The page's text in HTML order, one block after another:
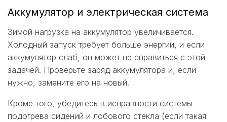
Аккумулятор и электрическая система
Зимой нагрузка на аккумулятор увеличивается.
Холодный запуск требует больше энергии, и если
аккумулятор слаб, он может не справиться с этой
задачей. Проверьте заряд аккумулятора и, если
нужно, замените его на новый.
Кроме того, убедитесь в исправности системы
подогрева сидений и лобового стекла (если такая